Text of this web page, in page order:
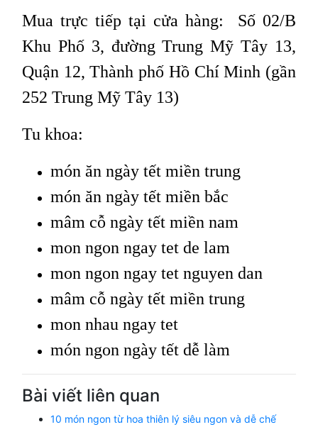
Mua trực tiếp tại cửa hàng: Số 02/B
Khu Phố 3, đường Trung Mỹ Tây 13,
Quận 12, Thành phố Hồ Chí Minh (gần
252 Trung Mỹ Tây 13)
Tu khoa:
món ăn ngày tết miền trung
món ăn ngày tết miền bắc
mâm cỗ ngày tết miền nam
mon ngon ngay tet de lam
mon ngon ngay tet nguyen dan
mâm cỗ ngày tết miền trung
mon nhau ngay tet
món ngon ngày tết dễ làm
Bài viết liên quan
10 món ngon từ hoa thiên lý siêu ngon và dễ chế